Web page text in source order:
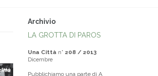
Archivio
LA GROTTA DI PAROS
Una Città n° 208 / 2013
Dicembre
Pubblichiamo una parte di A